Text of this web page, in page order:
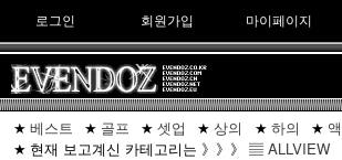
로그인 회원가입 마이페이지
베스트 골프 셋업 상의 하의
현재 보고계신 카테고리는 》》》 ▤ ALLVIEW